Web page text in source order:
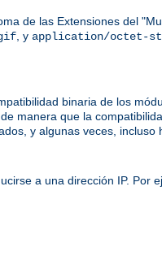
de las Extensiones del
, y application/octet-
binaria de los
manera que la
y algunas veces,
a una dirección IP. Por